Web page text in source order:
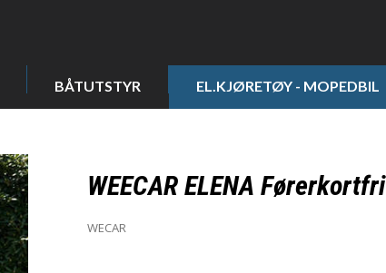
BÅTUTSTYR EL.KJØRETØY - MOPEDBIL
WEECAR ELENA Førerkortfri
WECAR